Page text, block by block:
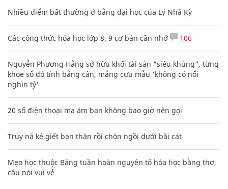
Nhiều điểm bất thường ở bằng đại học của Lý Nhã Kỳ
Các công thức hóa học lớp 8, 9 cơ bản cần nhớ 106
Nguyễn Phương Hằng sở hữu khối tài sản "siêu khủng", từng
khoe sổ đỏ tính bằng cân, mắng cựu mẫu 'không có nổi
nghìn tỷ'
20 số điện thoại ma ám bạn không bao giờ nên gọi
Truy nã kẻ giết bạn thân rồi chôn ngồi dưới bãi cát
Mẹo học thuộc Bảng tuần hoàn nguyên tố hóa học bằng thơ,
câu nói vui vẻ